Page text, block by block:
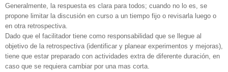
Generalmente, la respuesta es clara para todos; cuando no lo es, se
propone limitar la discusión en curso a un tiempo fijo o revisarla luego o
en otra retrospectiva.
Dado que el facilitador tiene como responsabilidad que se llegue al
objetivo de la retrospectiva (identificar y planear experimentos y mejoras),
tiene que estar preparado con actividades extra de diferente duración, en
caso que se requiera cambiar por una mas corta.